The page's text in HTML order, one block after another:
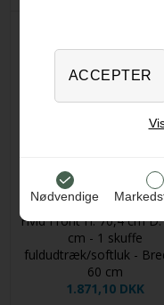
Nødvendige
Multi-Living Køkken
Hvid Front H: 70,4 cm
cm - 1 skuffe
fuldudtræk/softluk -
60 cm
1.871,10 DKK